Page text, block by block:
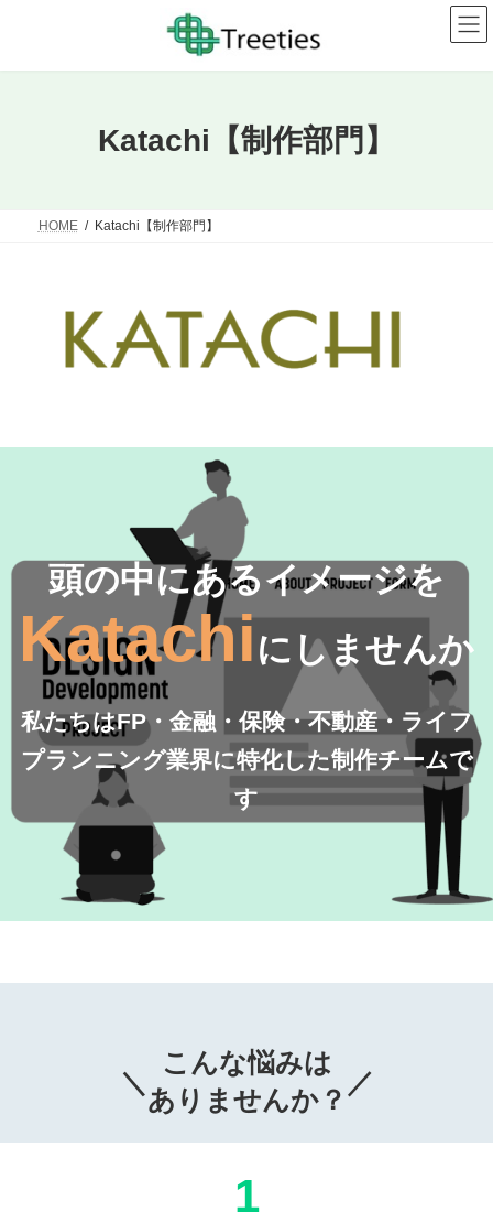
ン
ー
Katachi【制作部門】
HOME Katachi【制作部門】
頭の中にあるイメージを
Katachiにしませんか
私たちはFP・金融・保険・不動産・ライフ
プランニング業界に特化した制作チームで
す
＼
こんな悩みは
ありませんか？
／
1